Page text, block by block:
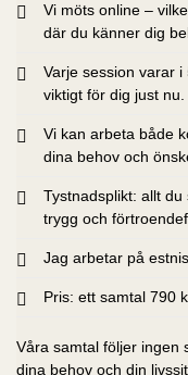
Vi möts online –
där du känner dig
Varje session varar
viktigt för dig just nu.
Vi kan arbeta både
dina behov och
Tystnadsplikt: allt
trygg och
Jag arbetar på
Pris: ett samtal 790
Våra samtal följer ingen
dina behov och din